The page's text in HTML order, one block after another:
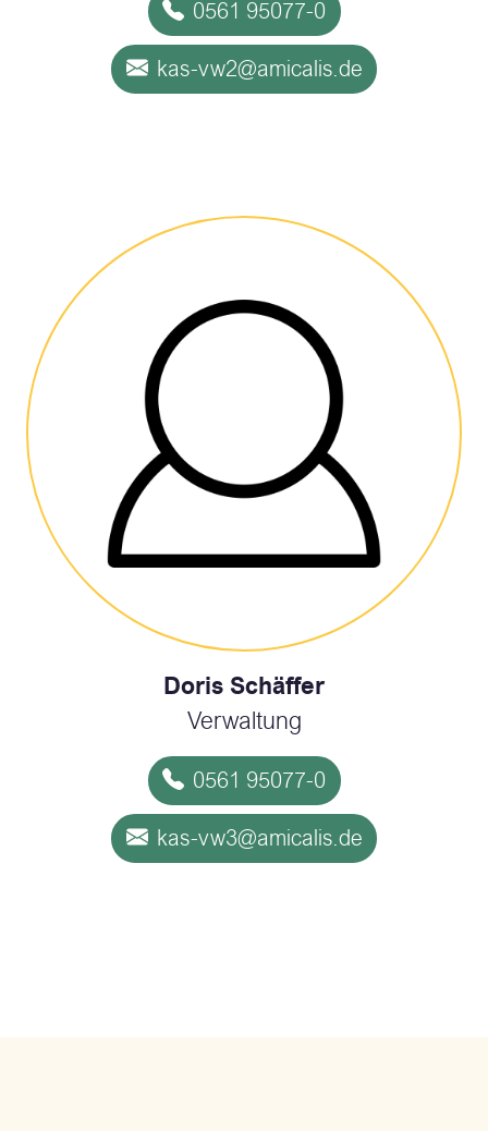
0561 95077-0
kas-vw2@amicalis.de
Doris Schäffer
Verwaltung
0561 95077-0
kas-vw3@amicalis.de